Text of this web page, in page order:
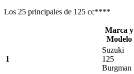
Los 25 principales de 125 cc****
Marca y
Modelo
1
Suzuki
125
Burgman